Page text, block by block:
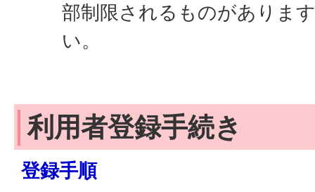
部制限されるものがありま
い。
利用者登録手続き
登録手順